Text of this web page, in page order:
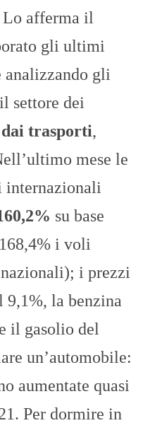
afferma il
gli ultimi
analizzando gli
settore dei
dai trasporti,
mese le
su base
i voli
i prezzi
9,1%, la benzina
il gasolio del
un’automobile:
aumentate quasi
Per dormire in